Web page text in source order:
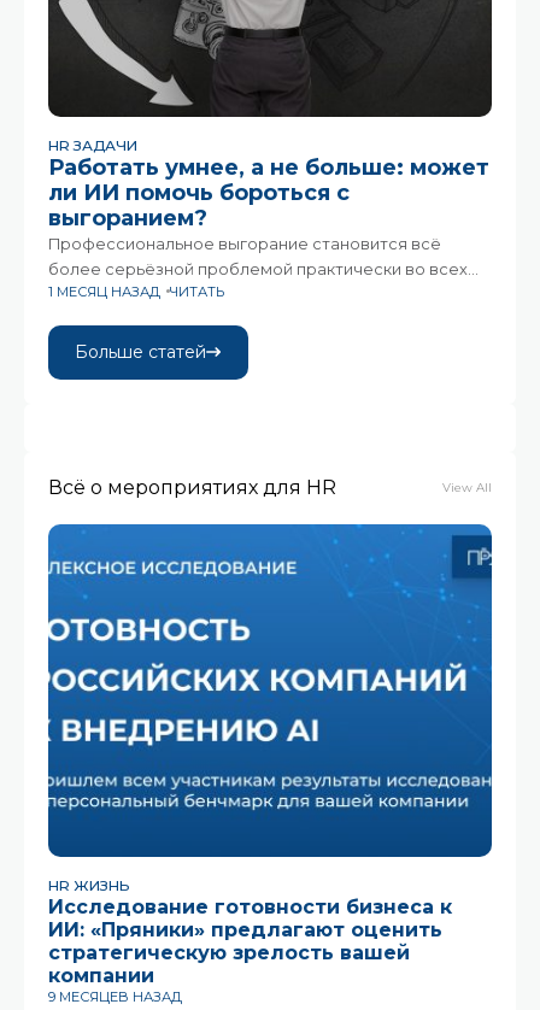
HR ЗАДАЧИ
Работать умнее, а не больше: может
ли ИИ помочь бороться с
выгоранием?
Профессиональное выгорание становится всё
более серьёзной проблемой практически во всех
отраслях. При этом искусственный интеллект
решению.Всемирная организация здравоохранения
признаёт выгорание «профессиональным
1 МЕСЯЦ НАЗАД ЧИТАТЬ
Больше статей
Всё о мероприятиях для HR View All
HR ЖИЗНЬ
Исследование готовности бизнеса к
ИИ: «Пряники» предлагают оценить
стратегическую зрелость вашей
компании
9 МЕСЯЦЕВ НАЗАД